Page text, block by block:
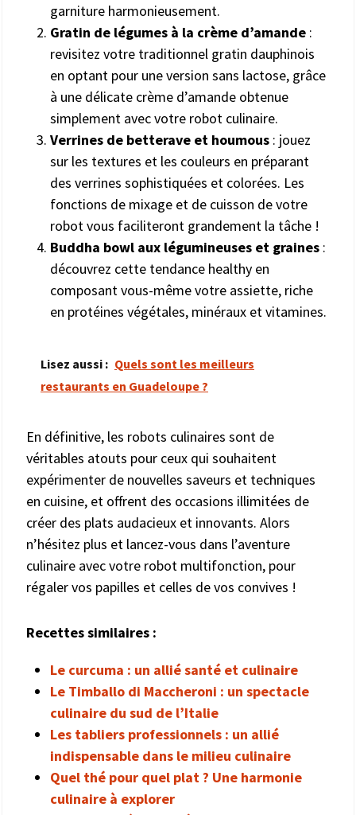
garniture harmonieusement.
Gratin de légumes à la crème d’amande :
revisitez votre traditionnel gratin dauphinois
en optant pour une version sans lactose, grâce
à une délicate crème d’amande obtenue
simplement avec votre robot culinaire.
Verrines de betterave et houmous : jouez
sur les textures et les couleurs en préparant
des verrines sophistiquées et colorées. Les
fonctions de mixage et de cuisson de votre
robot vous faciliteront grandement la tâche !
Buddha bowl aux légumineuses et graines :
découvrez cette tendance healthy en
composant vous-même votre assiette, riche
en protéines végétales, minéraux et vitamines.
Lisez aussi : Quels sont les meilleurs
restaurants en Guadeloupe ?
En définitive, les robots culinaires sont de
véritables atouts pour ceux qui souhaitent
expérimenter de nouvelles saveurs et techniques
en cuisine, et offrent des occasions illimitées de
créer des plats audacieux et innovants. Alors
n’hésitez plus et lancez-vous dans l’aventure
culinaire avec votre robot multifonction, pour
régaler vos papilles et celles de vos convives !
Recettes similaires :
Le curcuma : un allié santé et culinaire
Le Timballo di Maccheroni : un spectacle
culinaire du sud de l’Italie
Les tabliers professionnels : un allié
indispensable dans le milieu culinaire
Quel thé pour quel plat ? Une harmonie
culinaire à explorer